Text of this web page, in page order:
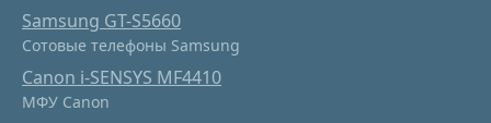
Samsung GT-S5660
Сотовые телефоны Samsung
Canon i-SENSYS MF4410
МФУ Canon